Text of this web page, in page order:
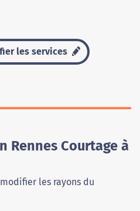
les services
Rennes Courtage à
les rayons du